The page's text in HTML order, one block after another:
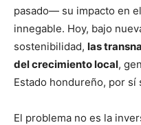
pasado— su impacto en
innegable. Hoy, bajo
sostenibilidad, las
del crecimiento local,
Estado hondureño, por sí
El problema no es la